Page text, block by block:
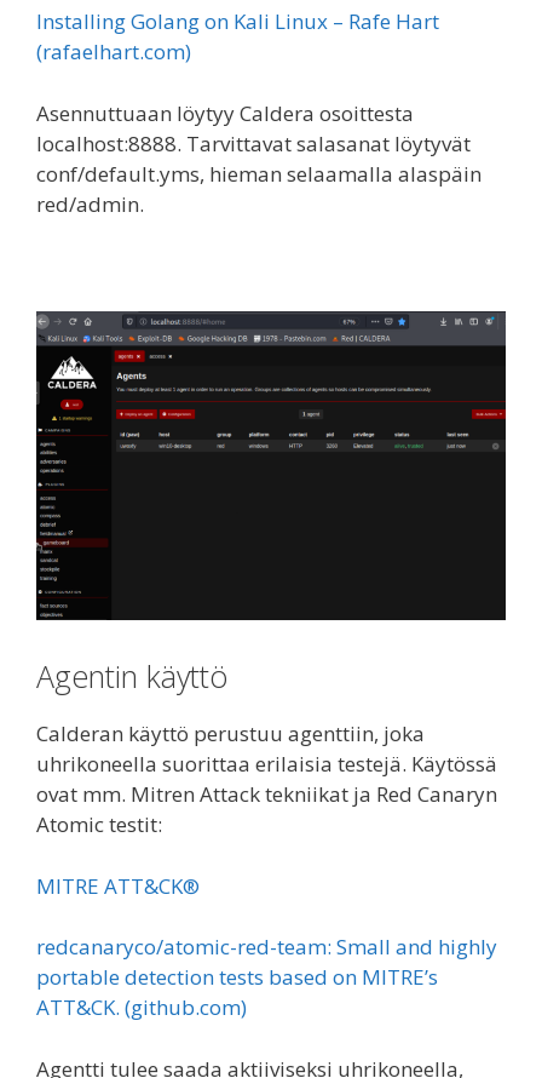
Installing Golang on Kali Linux – Rafe Hart
(rafaelhart.com)
Asennuttuaan löytyy Caldera osoittesta
localhost:8888. Tarvittavat salasanat löytyvät
conf/default.yms, hieman selaamalla alaspäin
red/admin.
Agentin käyttö
Calderan käyttö perustuu agenttiin, joka
uhrikoneella suorittaa erilaisia testejä. Käytössä
ovat mm. Mitren Attack tekniikat ja Red Canaryn
Atomic testit:
MITRE ATT&CK®
redcanaryco/atomic-red-team: Small and highly
portable detection tests based on MITRE’s
ATT&CK. (github.com)
Agentti tulee saada aktiiviseksi uhrikoneella,